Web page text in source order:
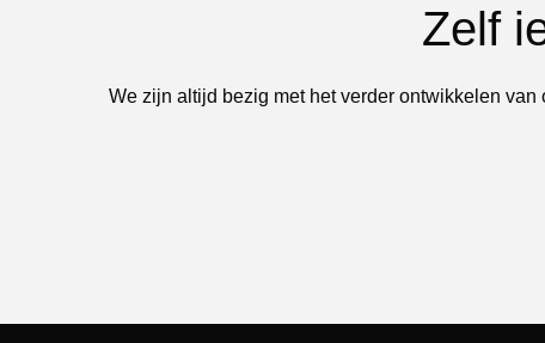
Zelf
We zijn altijd bezig met het verder ontwikkelen van